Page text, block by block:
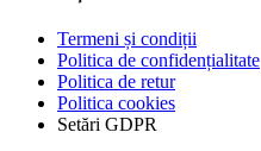
Termeni și condiții
Politica de confidențialitate
Politica de retur
Politica cookies
Setări GDPR